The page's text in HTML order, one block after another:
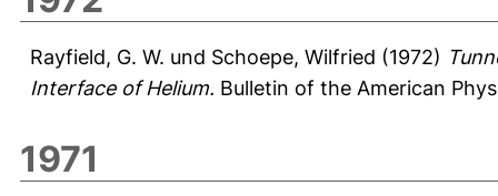
Rayfield, G. W. und Schoepe, Wilfried (1972)
Interface of Helium. Bulletin of the American
1971